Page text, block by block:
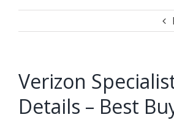
Verizon
Details – Best